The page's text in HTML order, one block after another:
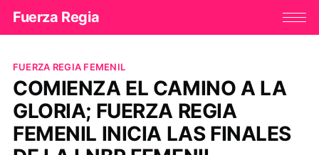
Fuerza Regia
FUERZA REGIA FEMENIL
COMIENZA EL CAMINO A LA
GLORIA; FUERZA REGIA
FEMENIL INICIA LAS FINALES